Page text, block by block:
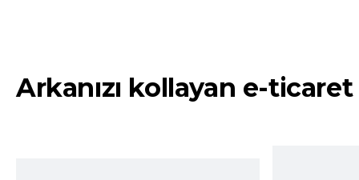
Arkanızı kollayan e-ticaret